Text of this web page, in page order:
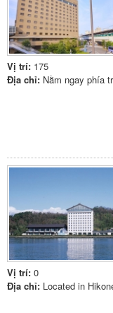
Vị trí: 175
Địa chỉ: Nằm ngay phía
Vị trí: 0
Địa chỉ: Located in